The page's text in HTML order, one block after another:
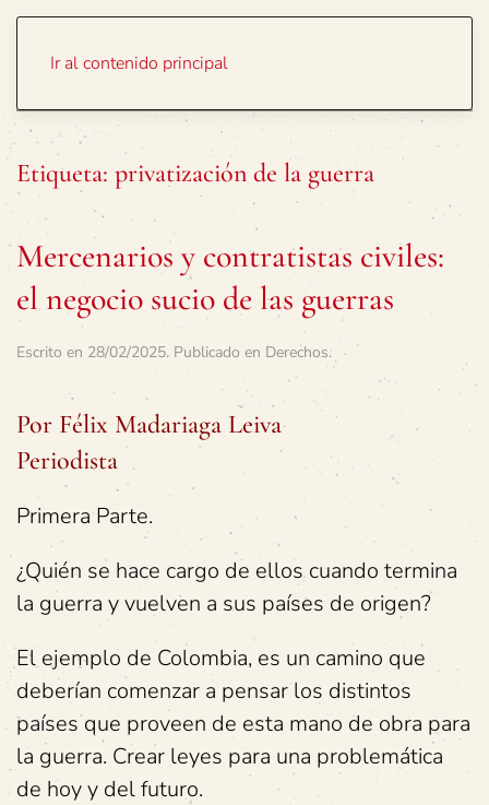
Ir al contenido principal
Etiqueta: privatización de la guerra
Mercenarios y contratistas civiles:
el negocio sucio de las guerras
Escrito en 28/02/2025. Publicado en Derechos.
Por Félix Madariaga Leiva
Periodista
Primera Parte.
¿Quién se hace cargo de ellos cuando termina
la guerra y vuelven a sus países de origen?
El ejemplo de Colombia, es un camino que
deberían comenzar a pensar los distintos
países que proveen de esta mano de obra para
la guerra. Crear leyes para una problemática
de hoy y del futuro.